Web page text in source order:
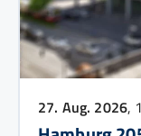
27. Aug. 2026,